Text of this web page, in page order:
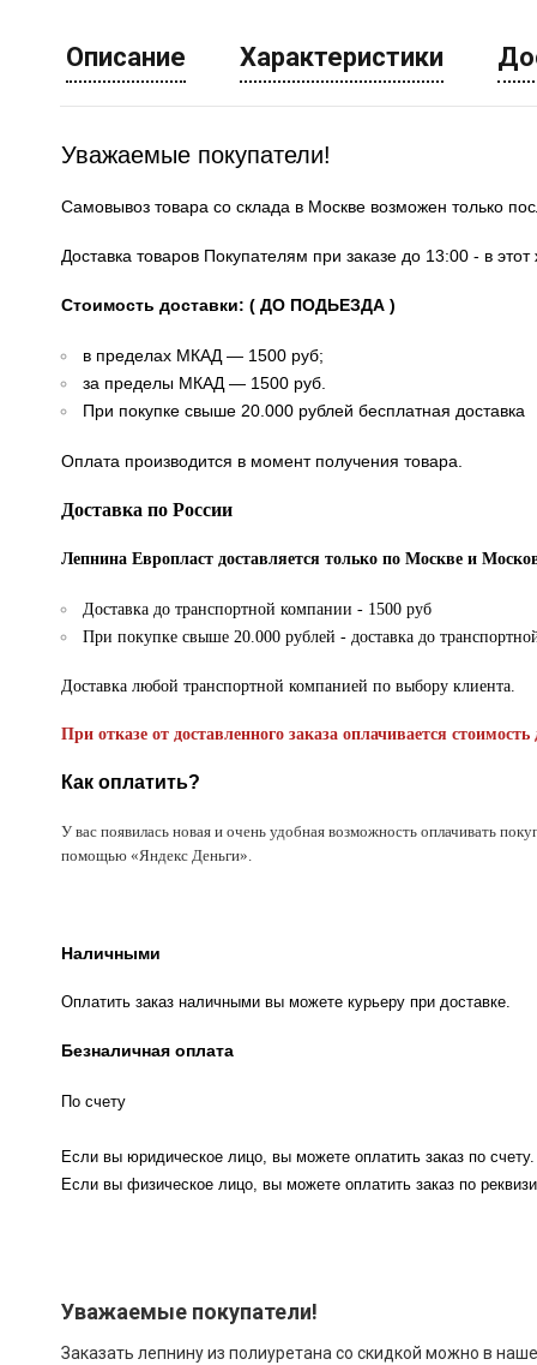
Описание Характеристики
Уважаемые покупатели!
Самовывоз товара со склада в Москве возможен только
Доставка товаров Покупателям при заказе до 13:00 - в
Стоимость доставки: ( ДО ПОДЬЕЗДА )
в пределах МКАД — 1500 руб;
за пределы МКАД — 1500 руб.
При покупке свыше 20.000 рублей бесплатная доставка
Оплата производится в момент получения товара.
Доставка по России
Лепнина Европласт доставляется только по Москве и
Доставка до транспортной компании - 1500 руб
При покупке свыше 20.000 рублей - доставка до
Доставка любой транспортной компанией по выбору клиента.
При отказе от доставленного заказа оплачивается стоимость
Как оплатить?
У вас появилась новая и очень удобная возможность оплачивать
помощью «Яндекс Деньги».
Наличными
Оплатить заказ наличными вы можете курьеру при доставке.
Безналичная оплата
По счету
Если вы юридическое лицо, вы можете оплатить заказ по счету.
Если вы физическое лицо, вы можете оплатить заказ по
Уважаемые покупатели!
Заказать лепнину из полиуретана со скидкой можно в